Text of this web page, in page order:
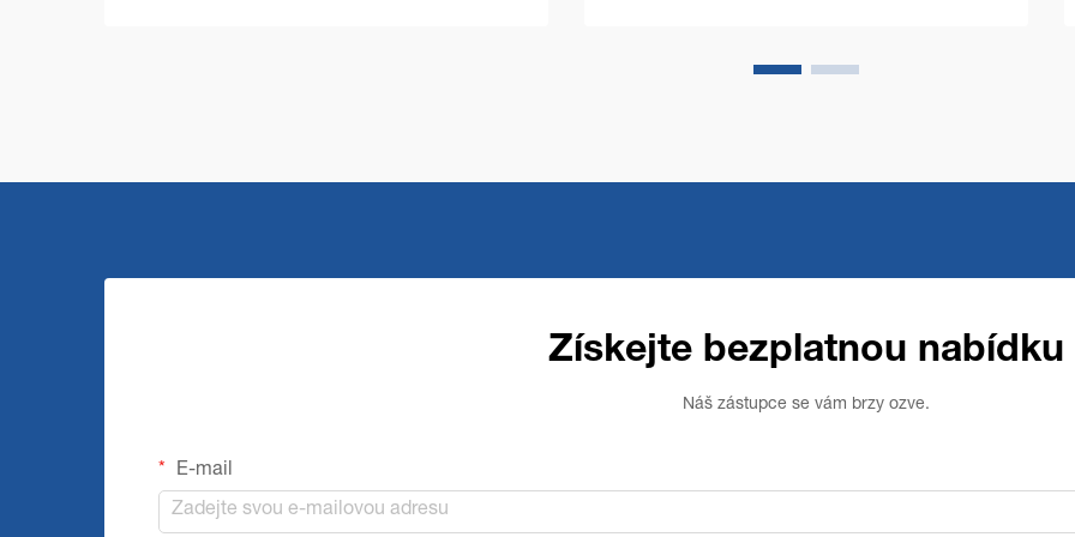
soustředí na optimalizaci provozních
Získejte bezplatnou nabídku
Náš zástupce se vám brzy ozve.
E-mail